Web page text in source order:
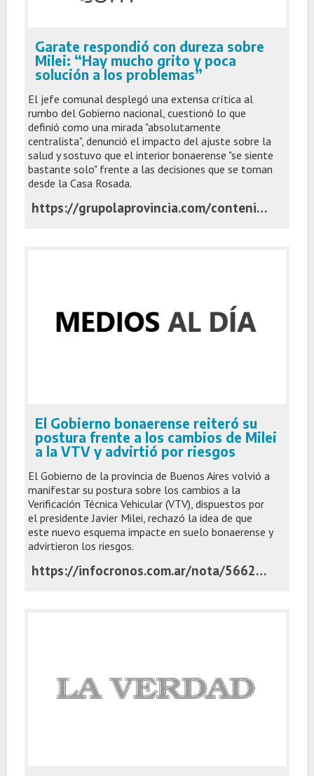
Garate respondió con dureza sobre
Milei: “Hay mucho grito y poca
solución a los problemas”
El jefe comunal desplegó una extensa crítica al
rumbo del Gobierno nacional, cuestionó lo que
definió como una mirada "absolutamente
centralista", denunció el impacto del ajuste sobre la
salud y sostuvo que el interior bonaerense "se siente
bastante solo" frente a las decisiones que se toman
desde la Casa Rosada.
https://grupolaprovincia.com/contenido/599470/garate-respondio-con-dureza-sobre-milei-hay-mucho-grito-y-poca-solucion-a-los-pr
El Gobierno bonaerense reiteró su
postura frente a los cambios de Milei
a la VTV y advirtió por riesgos
El Gobierno de la provincia de Buenos Aires volvió a
manifestar su postura sobre los cambios a la
Verificación Técnica Vehicular (VTV), dispuestos por
el presidente Javier Milei, rechazó la idea de que
este nuevo esquema impacte en suelo bonaerense y
advirtieron los riesgos.
https://infocronos.com.ar/nota/56626/el-gobierno-bonaerense-reitero-su-postura-frente-a-los-cambios-de-milei-a-la-vtv-y-advirtio-por-riesgos/